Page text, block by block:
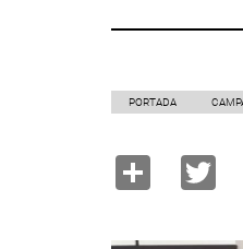
PORTADA
Share